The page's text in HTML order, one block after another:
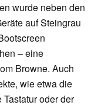
wurde neben den
auf Steingrau
– eine
Browne. Auch
wie etwa die
oder der